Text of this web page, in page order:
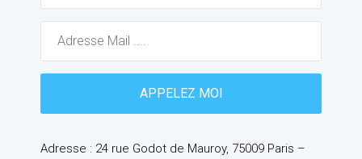
Adresse : 24 rue Godot de Mauroy, 75009 Paris –